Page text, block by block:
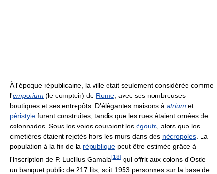
À l'époque républicaine, la ville était seulement considérée comme
l'emporium (le comptoir) de Rome, avec ses nombreuses
boutiques et ses entrepôts. D'élégantes maisons à atrium et
péristyle furent construites, tandis que les rues étaient ornées de
colonnades. Sous les voies couraient les égouts, alors que les
cimetières étaient rejetés hors les murs dans des nécropoles. La
population à la fin de la république peut être estimée grâce à
l'inscription de P. Lucilius Gamala [18] qui offrit aux colons d'Ostie
un banquet public de 217 lits, soit 1953 personnes sur la base de